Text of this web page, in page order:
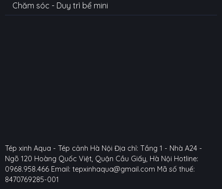
Chăm sóc - Duy trì bể mini
Tép xinh Aqua - Tép cảnh Hà Nội Địa chỉ: Tầng 1 - Nhà A24 -
Ngõ 120 Hoàng Quốc Việt, Quận Cầu Giấy, Hà Nội Hotline:
0968.958.466 Email: tepxinhaqua@gmail.com Mã số thuế:
8470769285-001